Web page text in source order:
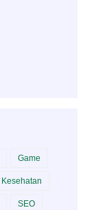
Game
Kesehatan
SEO